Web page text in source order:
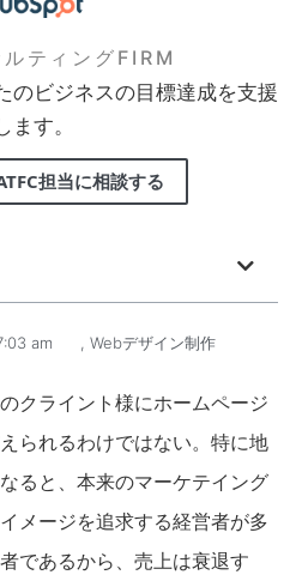
ティングFIRM
のビジネスの目標達成を支援
ます。
担当に相談する
am , Webデザイン制作
クライント様にホームページ
られるわけではない。特に地
ると、本来のマーケテイング
メージを追求する経営者が多
であるから、売上は衰退す